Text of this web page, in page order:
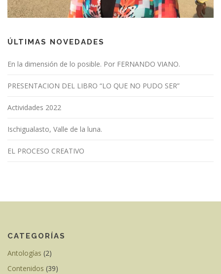
ÚLTIMAS NOVEDADES
En la dimensión de lo posible. Por FERNANDO VIANO.
PRESENTACION DEL LIBRO “LO QUE NO PUDO SER”
Actividades 2022
Ischigualasto, Valle de la luna.
EL PROCESO CREATIVO
CATEGORÍAS
Antologías (2)
Contenidos (39)